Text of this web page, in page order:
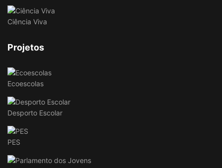
Ciência Viva
Projetos
Ecoescolas
Desporto Escolar
PES